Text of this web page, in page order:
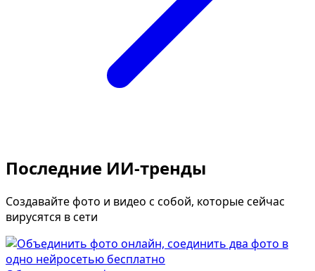
Последние ИИ-тренды
Создавайте фото и видео с собой, которые сейчас
вирусятся в сети